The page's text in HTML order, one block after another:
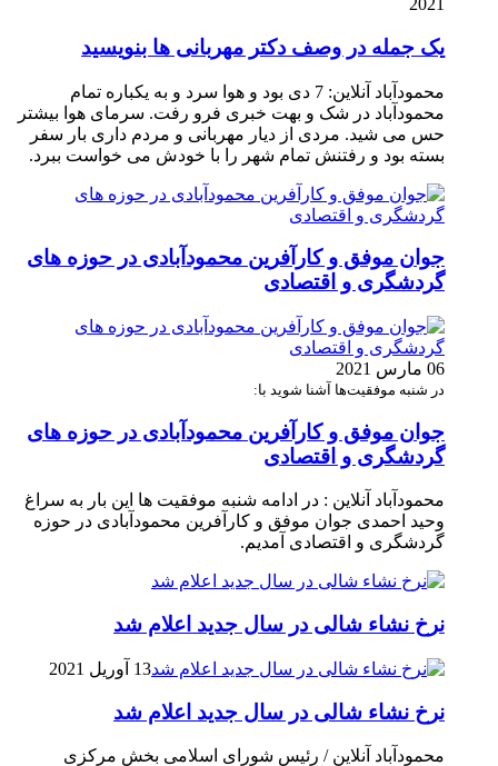
2021
یک جمله در وصف دکتر مهربانی ها بنویسید
محمودآباد آنلاین: 7 دی بود و هوا سرد و به یکباره تمام
محمودآباد در شک و بهت خبری فرو رفت. سرمای هوا بیشتر
حس می شید. مردی از دیار مهربانی و مردم داری بار سفر
بسته بود و رفتنش تمام شهر را با خودش می خواست ببرد.
جوان موفق و کارآفرین محمودآبادی در حوزه های
گردشگری و اقتصادی
06 مارس 2021
در شنبه موفقیت‌ها آشنا شوید با:
جوان موفق و کارآفرین محمودآبادی در حوزه های
گردشگری و اقتصادی
محمودآباد آنلاین : در ادامه شنبه موفقیت ها این بار به سراغ
وحید احمدی جوان موفق و کارآفرین محمودآبادی در حوزه
گردشگری و اقتصادی آمدیم.
نرخ نشاء شالی در سال جدید اعلام شد
13 آوریل 2021
نرخ نشاء شالی در سال جدید اعلام شد
محمودآباد آنلاین / رئیس شورای اسلامی بخش مرکزی